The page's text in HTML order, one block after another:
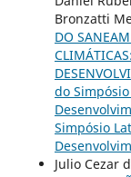
Bronzatti
DO
do
Simpósio
Julio Cezar